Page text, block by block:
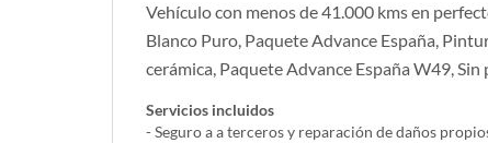
Vehículo con menos de 41.000 kms en
Blanco Puro, Paquete Advance España,
cerámica, Paquete Advance España W49,
Servicios incluidos
- Seguro a a terceros y reparación de daños